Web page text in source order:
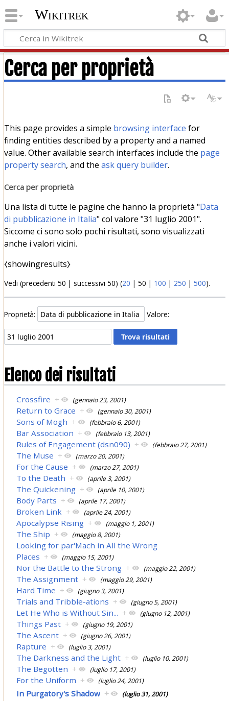
Wikitrek
Cerca per proprietà
This page provides a simple browsing interface for
finding entities described by a property and a named
value. Other available search interfaces include the page
property search, and the ask query builder.
Cerca per proprietà
Una lista di tutte le pagine che hanno la proprietà "Data
di pubblicazione in Italia" col valore "31 luglio 2001".
Siccome ci sono solo pochi risultati, sono visualizzati
anche i valori vicini.
⧼showingresults⧽
Vedi (precedenti 50 | successivi 50) (20 | 50 | 100 | 250 | 500).
Proprietà: Valore:
Elenco dei risultati
Crossfire + (gennaio 23, 2001)
Return to Grace + (gennaio 30, 2001)
Sons of Mogh + (febbraio 6, 2001)
Bar Association + (febbraio 13, 2001)
Rules of Engagement (dsn090) + (febbraio 27, 2001)
The Muse + (marzo 20, 2001)
For the Cause + (marzo 27, 2001)
To the Death + (aprile 3, 2001)
The Quickening + (aprile 10, 2001)
Body Parts + (aprile 17, 2001)
Broken Link + (aprile 24, 2001)
Apocalypse Rising + (maggio 1, 2001)
The Ship + (maggio 8, 2001)
Looking for par'Mach in All the Wrong
Places + (maggio 15, 2001)
Nor the Battle to the Strong + (maggio 22, 2001)
The Assignment + (maggio 29, 2001)
Hard Time + (giugno 3, 2001)
Trials and Tribble-ations + (giugno 5, 2001)
Let He Who is Without Sin... + (giugno 12, 2001)
Things Past + (giugno 19, 2001)
The Ascent + (giugno 26, 2001)
Rapture + (luglio 3, 2001)
The Darkness and the Light + (luglio 10, 2001)
The Begotten + (luglio 17, 2001)
For the Uniform + (luglio 24, 2001)
In Purgatory's Shadow + (luglio 31, 2001)